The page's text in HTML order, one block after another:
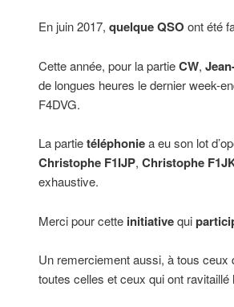
En juin 2017, quelque QSO ont été
Cette année, pour la partieCW,
de longues heures le dernier week-
F4DVG.
La partietéléphoniea eu son lot
Christophe F1IJP, Christophe
exhaustive.
Merci pour cette initiativequi
Un remerciement aussi, à tous
toutes celles et ceux qui ont ravitaillé